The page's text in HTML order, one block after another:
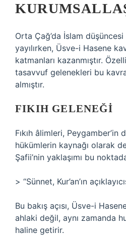
Orta Çağ’da İslam
yayılırken, Üsve-i Hasene
katmanları kazanmıştır.
tasavvuf gelenekleri bu
almıştır.
FIKIH GELENEĞI
Fıkıh âlimleri, Peygamber’in
hükümlerin kaynağı olarak
Şafii’nin yaklaşımı bu
> “Sünnet, Kur’an’ın
Bu bakış açısı, Üsve-i
ahlaki değil, aynı zamanda
haline getirir.